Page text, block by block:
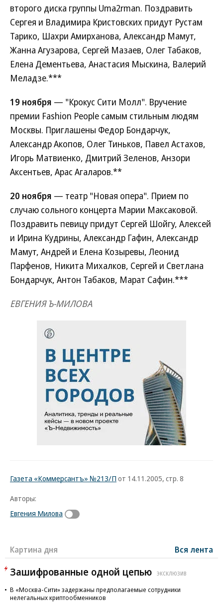
второго диска группы Uma2rman. Поздравить
Сергея и Владимира Кристовских придут Рустам
Тарико, Шахри Амирханова, Александр Мамут,
Жанна Агузарова, Сергей Мазаев, Олег Табаков,
Елена Дементьева, Анастасия Мыскина, Валерий
Меладзе.***
19 ноября — "Крокус Сити Молл". Вручение
премии Fashion People самым стильным людям
Москвы. Приглашены Федор Бондарчук,
Александр Акопов, Олег Тиньков, Павел Астахов,
Игорь Матвиенко, Дмитрий Зеленов, Анзори
Аксентьев, Арас Агаларов.**
20 ноября — театр "Новая опера". Прием по
случаю сольного концерта Марии Максаковой.
Поздравить певицу придут Сергей Шойгу, Алексей
и Ирина Кудрины, Александр Гафин, Александр
Мамут, Андрей и Елена Козыревы, Леонид
Парфенов, Никита Михалков, Сергей и Светлана
Бондарчук, Антон Табаков, Марат Сафин.***
ЕВГЕНИЯ Ъ-МИЛОВА
Газета «Коммерсантъ» №213/П от 14.11.2005, стр. 8
Авторы:
Евгения Милова
Картина дня Вся лента
Зашифрованные одной цепью ЭКСКЛЮЗИВ
В «Москва-Сити» задержаны предполагаемые сотрудники
нелегальных криптообменников